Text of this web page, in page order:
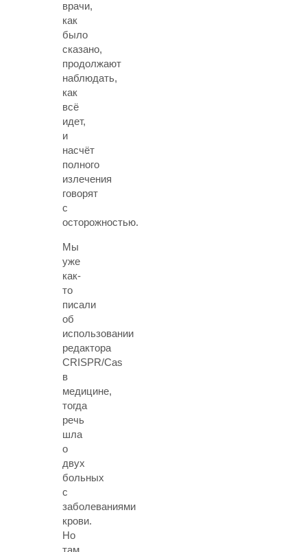
врачи,
как
было
сказано,
продолжают
наблюдать,
как
всё
идет,
и
насчёт
полного
излечения
говорят
с
осторожностью.
Мы
уже
как-
то
писали
об
использовании
редактора
CRISPR/Cas
в
медицине,
тогда
речь
шла
о
двух
больных
с
заболеваниями
крови.
Но